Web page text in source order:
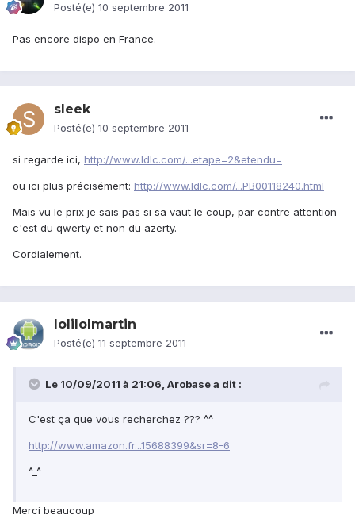
Posté(e) 10 septembre 2011
Pas encore dispo en France.
sleek
Posté(e) 10 septembre 2011
si regarde ici, http://www.ldlc.com/...etape=2&etendu=
ou ici plus précisément: http://www.ldlc.com/...PB00118240.html
Mais vu le prix je sais pas si sa vaut le coup, par contre attention
c'est du qwerty et non du azerty.
Cordialement.
lolilolmartin
Posté(e) 11 septembre 2011
Le 10/09/2011 à 21:06, Arobase a dit :
C'est ça que vous recherchez ??? ^^
http://www.amazon.fr...15688399&sr=8-6
^_^
Merci beaucoup